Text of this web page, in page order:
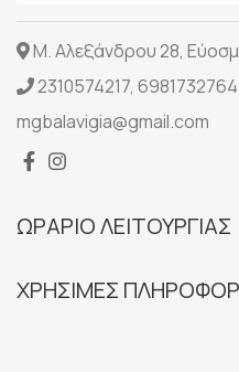
Μ. Αλεξάνδρου 28,
2310574217, 6981732764
mgbalavigia@gmail.com
ΩΡΑΡΙΟ ΛΕΙΤΟΥΡΓΙΑΣ
ΧΡΗΣΙΜΕΣ